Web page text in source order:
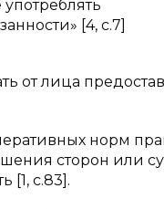
[4, c.7]
от лица
норм
сторон или
[1, c.83].